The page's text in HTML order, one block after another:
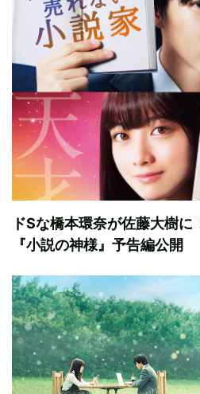
ドSな橋本環奈が佐藤大樹
『小説の神様』予告編公開